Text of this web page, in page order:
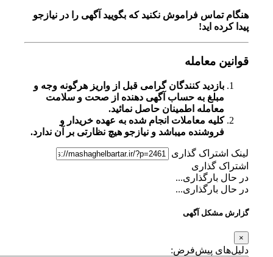
هنگام تماس فراموش نکنید که بگویید آگهی را در نیازجو
پیدا کرده اید!
قوانین معامله
بازدید کنندگان گرامی قبل از واریز هرگونه وجه و
مبلغ به حساب آگهی دهنده از صحت و سلامت
معامله اطمینان حاصل نمائید.
کلیه معاملات انجام شده به عهده خریدار و
فروشنده میباشد و نیازجو هیچ نظارتی بر آن ندارد.
لینک اشتراک گذاری
اشتراک گذاری
در حال بارگذاری...
در حال بارگذاری...
گزارش مشکل آگهی
دلیل‌های پیش‌فرض: